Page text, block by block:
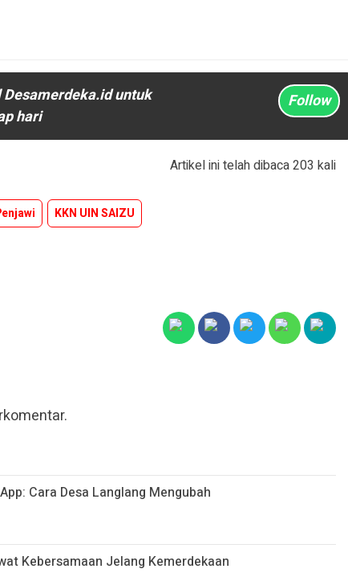
untuk
hari
Follow
Artikel ini telah dibaca 203 kali
KKN UIN SAIZU
Cara Desa Langlang Mengubah
Kebersamaan Jelang Kemerdekaan